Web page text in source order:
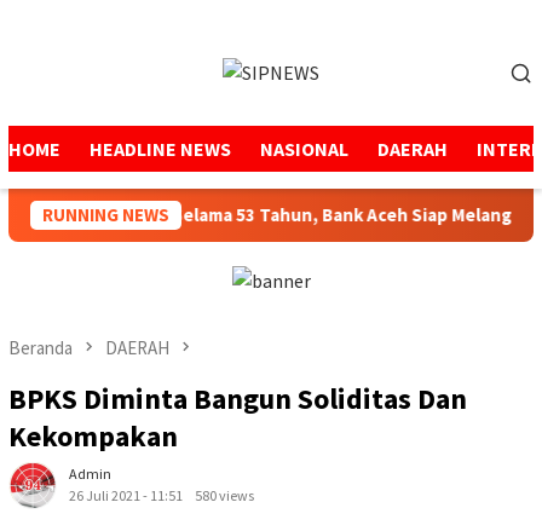
HOME HEADLINE NEWS NASIONAL DAERAH
RUNNING NEWS
Amanah Selama 53 Tahun, Bank Aceh Siap Melangkah
Beranda DAERAH
BPKS Diminta Bangun Soliditas Dan
Kekompakan
Admin
26 Juli 2021 - 11:51
580 views